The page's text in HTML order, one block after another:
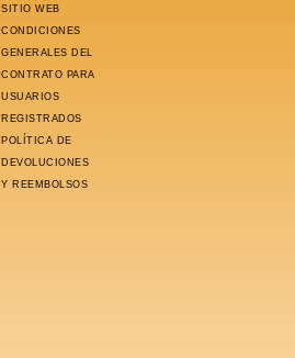
SITIO WEB
CONDICIONES
GENERALES DEL
CONTRATO PARA
USUARIOS
REGISTRADOS
POLÍTICA DE
DEVOLUCIONES
Y REEMBOLSOS